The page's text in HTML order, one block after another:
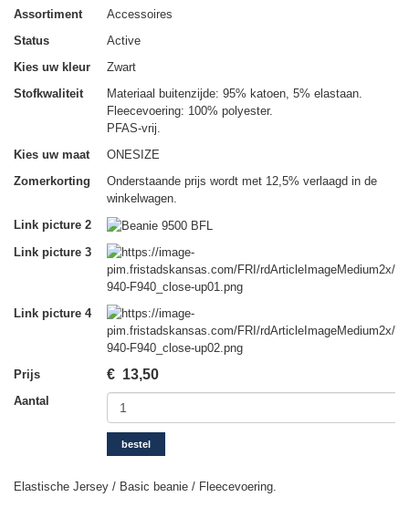
Assortiment
Accessoires
Status
Active
Kies uw kleur
Zwart
Stofkwaliteit
Materiaal buitenzijde: 95% katoen, 5% elastaan.
Fleecevoering: 100% polyester.
PFAS-vrij.
Kies uw maat
ONESIZE
Zomerkorting
Onderstaande prijs wordt met 12,5% verlaagd in de
winkelwagen.
Link picture 2
Link picture 3
Link picture 4
Prijs € 13,50
Aantal
bestel
Elastische Jersey / Basic beanie / Fleecevoering.